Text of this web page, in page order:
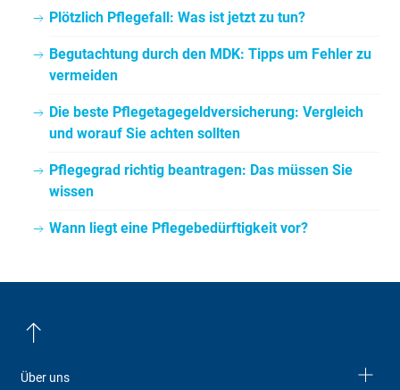
Plötzlich Pflegefall: Was ist jetzt zu tun?
Begutachtung durch den MDK: Tipps um Fehler zu
vermeiden
Die beste Pflegetagegeldversicherung: Vergleich
und worauf Sie achten sollten
Pflegegrad richtig beantragen: Das müssen Sie
wissen
Wann liegt eine Pflegebedürftigkeit vor?
Über uns